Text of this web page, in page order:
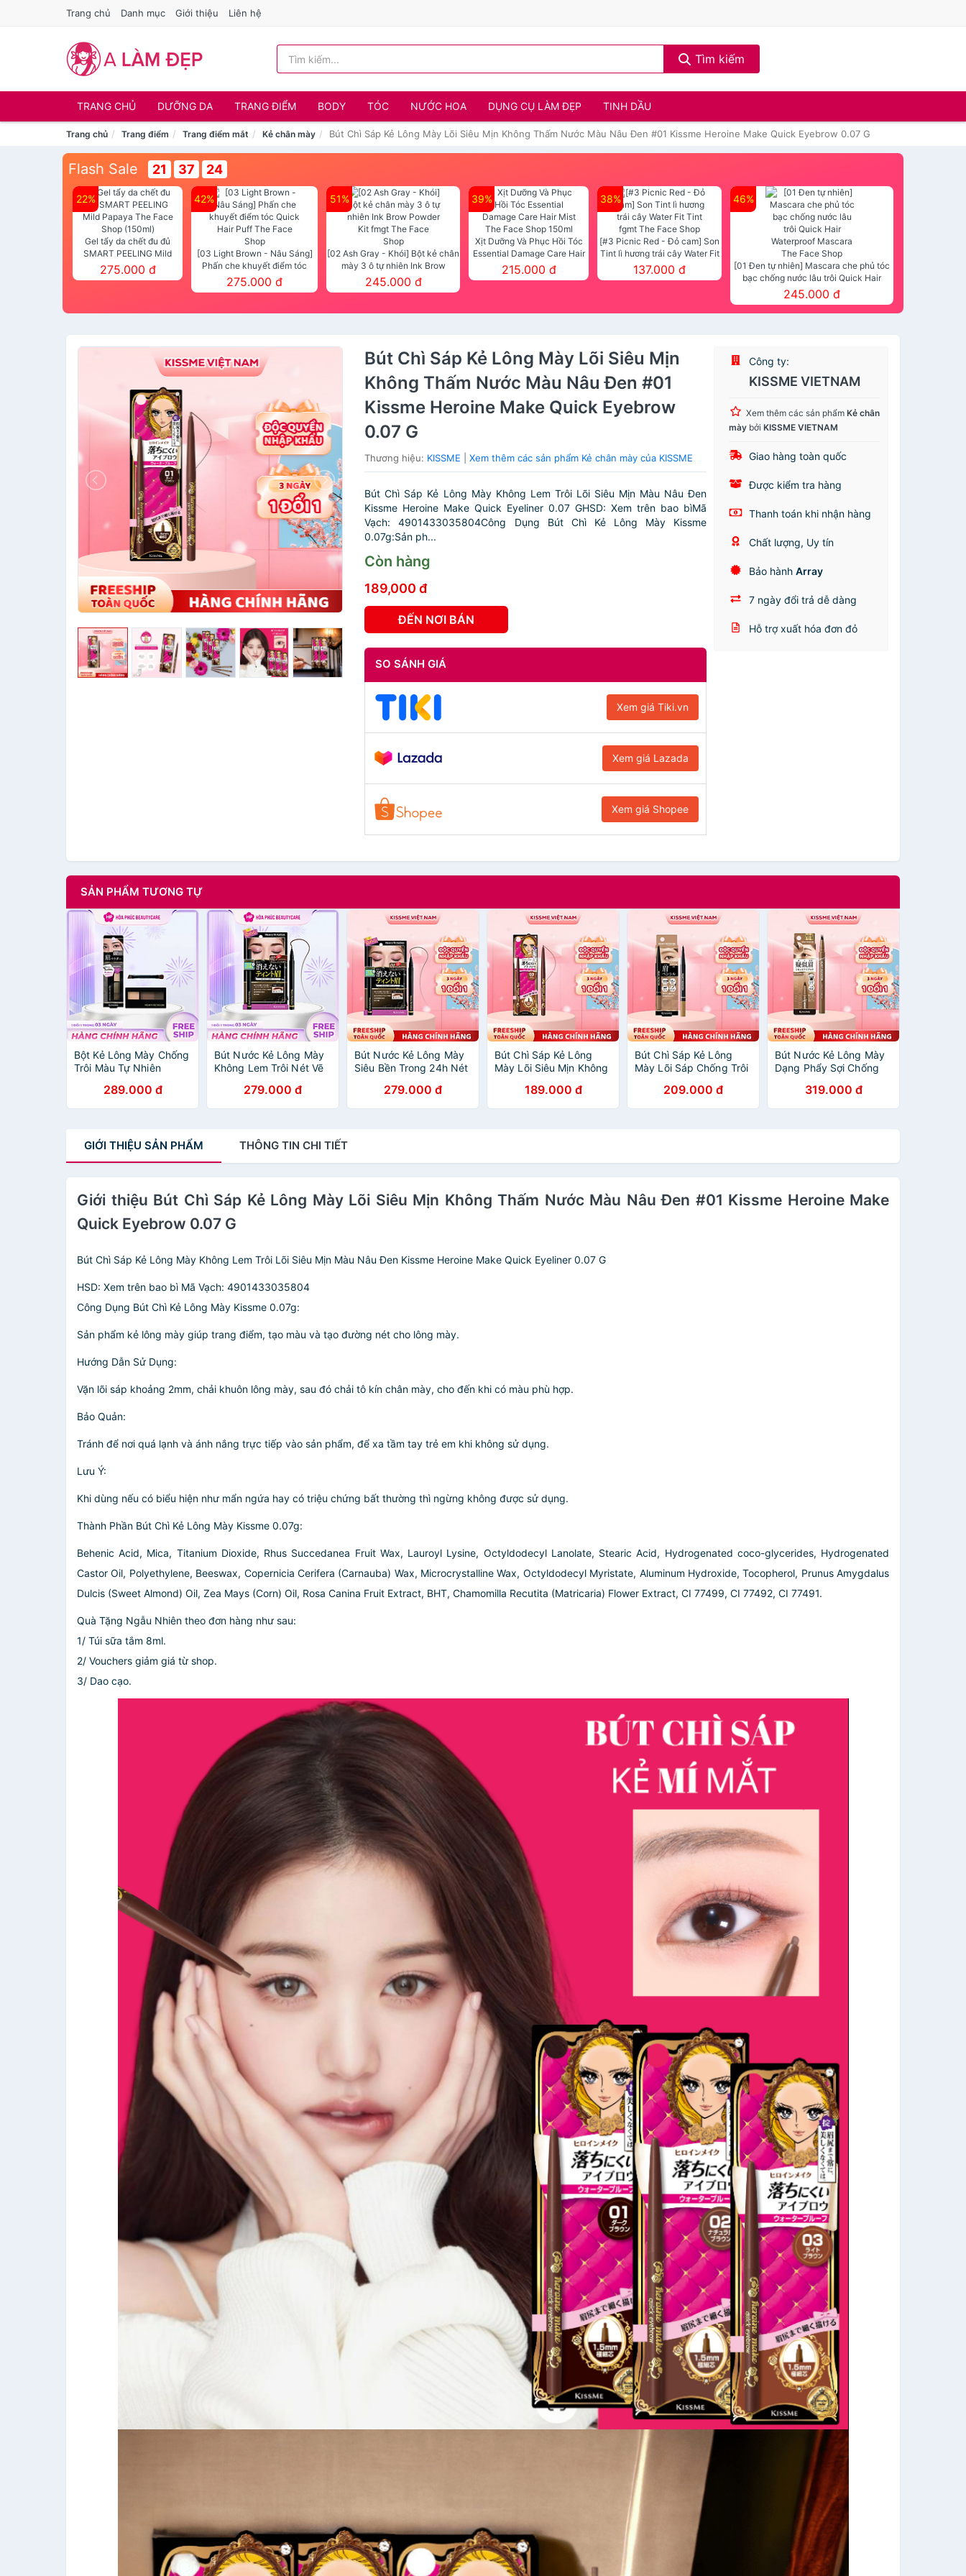
Trang chủ Danh mục Giới thiệu Liên hệ
Tìm kiếm
TRANG CHỦ DƯỠNG DA TRANG ĐIỂM BODY TÓC NƯỚC HOA DỤNG CỤ LÀM ĐẸP TINH DẦU
Trang chủ Trang điểm Trang điểm mắt Kẻ chân mày Bút Chì Sáp Kẻ Lông Mày Lõi Siêu Mịn Không Thấm Nước Màu Nâu Đen #01 Kissme Heroine Make Quick Eyebrow 0.07 G
Flash Sale 21 37 22
22%
Gel tẩy da chết đu đủ
SMART PEELING Mild
Papaya The Face Shop
(150ml)
275.000 đ
42%
[03 Light Brown - Nâu Sáng]
Phấn che khuyết điểm tóc
Quick Hair Puff The Face Shop
275.000 đ
51%
[02 Ash Gray - Khói] Bột kẻ chân
mày 3 ô tự nhiên Ink Brow
Powder Kit fmgt The Face Shop
245.000 đ
39%
Xịt Dưỡng Và Phục Hồi Tóc
Essential Damage Care Hair
Mist The Face Shop 150ml
215.000 đ
38%
[#3 Picnic Red - Đỏ cam] Son
Tint lì hương trái cây Water Fit
Tint fgmt The Face Shop
137.000 đ
46%
[01 Đen tự nhiên] Mascara che phủ tóc
bạc chống nước lâu trôi Quick Hair
Waterproof Mascara The Face Shop
245.000 đ
Bút Chì Sáp Kẻ Lông Mày Lõi Siêu Mịn
Không Thấm Nước Màu Nâu Đen #01
Kissme Heroine Make Quick Eyebrow
0.07 G
Thương hiệu: KISSME |Xem thêm các sản phẩm Kẻ chân mày của KISSME
Bút Chì Sáp Kẻ Lông Mày Không Lem Trôi Lõi Siêu Mịn Màu Nâu Đen
Kissme Heroine Make Quick Eyeliner 0.07 GHSD: Xem trên bao bìMã
Vạch: 4901433035804Công Dụng Bút Chì Kẻ Lông Mày Kissme
0.07g:Sản ph...
Còn hàng
189,000 đ
ĐẾN NƠI BÁN
SO SÁNH GIÁ
Xem giá Tiki.vn
Xem giá Lazada
Xem giá Shopee
Công ty:
KISSME VIETNAM
Xem thêm các sản phẩmKẻ chân
mày bởiKISSME VIETNAM
Giao hàng toàn quốc
Được kiểm tra hàng
Thanh toán khi nhận hàng
Chất lượng, Uy tín
Bảo hànhArray
7 ngày đổi trả dễ dàng
Hỗ trợ xuất hóa đơn đỏ
SẢN PHẨM TƯƠNG TỰ
Bột Kẻ Lông Mày Chống
Trôi Màu Tự Nhiên
Natural Powder
Eyebrow (2.3G)
289.000 đ
Bút Nước Kẻ Lông Mày
Không Lem Trôi Nét Vẽ
Rotation (8 G)
279.000 đ
Bút Nước Kẻ Lông Mày
Siêu Bền Trong 24h Nét
Thấm Nước Màu Nâu Tự
Nhiên #01 Kissme
279.000 đ
Bút Chì Sáp Kẻ Lông
Mày Lõi Siêu Mịn Không
Sáng #03 Kissme
Heroine Make Quick
189.000 đ
Bút Chì Sáp Kẻ Lông
Mày Lõi Sáp Chống Trôi
Nâu Tro #03 Kissme
Heavy Rotation
209.000 đ
Bút Nước Kẻ Lông Mày
Dạng Phẩy Sợi Chống
Mịn Màu Nâu Nhạt #02
Kissme Heavy Rotation
319.000 đ
GIỚI THIỆU SẢN PHẨM THÔNG TIN CHI TIẾT
Giới thiệu Bút Chì Sáp Kẻ Lông Mày Lõi Siêu Mịn Không Thấm Nước Màu Nâu Đen #01 Kissme Heroine Make
Quick Eyebrow 0.07 G
Bút Chì Sáp Kẻ Lông Mày Không Lem Trôi Lõi Siêu Mịn Màu Nâu Đen Kissme Heroine Make Quick Eyeliner 0.07 G
HSD: Xem trên bao bì Mã Vạch: 4901433035804
Công Dụng Bút Chì Kẻ Lông Mày Kissme 0.07g:
Sản phẩm kẻ lông mày giúp trang điểm, tạo màu và tạo đường nét cho lông mày.
Hướng Dẫn Sử Dụng:
Vặn lõi sáp khoảng 2mm, chải khuôn lông mày, sau đó chải tô kín chân mày, cho đến khi có màu phù hợp.
Bảo Quản:
Tránh để nơi quá lạnh và ánh nắng trực tiếp vào sản phẩm, để xa tầm tay trẻ em khi không sử dụng.
Lưu Ý:
Khi dùng nếu có biểu hiện như mẩn ngứa hay có triệu chứng bất thường thì ngừng không được sử dụng.
Thành Phần Bút Chì Kẻ Lông Mày Kissme 0.07g:
Behenic Acid, Mica, Titanium Dioxide, Rhus Succedanea Fruit Wax, Lauroyl Lysine, Octyldodecyl Lanolate, Stearic Acid, Hydrogenated coco-glycerides, Hydrogenated
Castor Oil, Polyethylene, Beeswax, Copernicia Cerifera (Carnauba) Wax, Microcrystalline Wax, Octyldodecyl Myristate, Aluminum Hydroxide, Tocopherol, Prunus Amygdalus
Dulcis (Sweet Almond) Oil, Zea Mays (Corn) Oil, Rosa Canina Fruit Extract, BHT, Chamomilla Recutita (Matricaria) Flower Extract, CI 77499, CI 77492, CI 77491.
Quà Tặng Ngẫu Nhiên theo đơn hàng như sau:
1/ Túi sữa tắm 8ml.
2/ Vouchers giảm giá từ shop.
3/ Dao cạo.